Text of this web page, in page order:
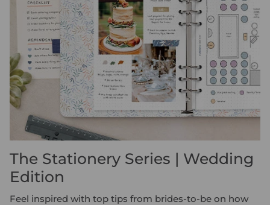
KÚPIŤ KOŽENÝ DIÁR
ROZPOČET SO SAFFIANO ZIP
PAPIERE & PRÍSLUŠENSTVO PRE
PLÁNOVAČE
KÚPIŤ PLÁNOVAČ
KÚPIŤ NÁPLŇ DO PORTFÓLIA
KÚPIŤ NÁPLŇ DO ZÁPISNÍKA
KÚPIŤ ARCHIVAČNÝ PORIADAČ
The Stationery Series | Wedding
Edition
Feel inspired with top tips from brides-to-be on how